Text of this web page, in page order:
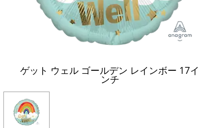
ゲット ウェル ゴールデン レインボー 17イ
ンチ